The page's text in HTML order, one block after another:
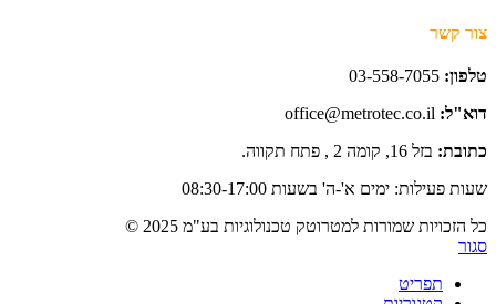
צור קשר
טלפון: 03-558-7055
דוא"ל:
כתובת: בזל 16, קומה 2 , פתח תקווה.
שעות פעילות: ימים א'-ה' בשעות 08:30-17:00
כל הזכויות שמורות למטרוטק טכנולוגיות בע"מ 2025 ©
סגור
תפריט